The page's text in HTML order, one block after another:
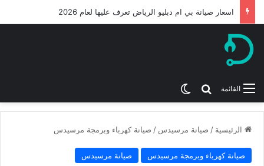
اسعار صيانة بي ام دبليو الرياض تعرف عليها لعام 2026
القائمة بحث عن
الرئيسية / صيانة مرسيدس / صيانة كهرباء وبرمجة مرسيدس
صيانة كهرباء وبرمجة مرسيدس صيانة مرسيدس